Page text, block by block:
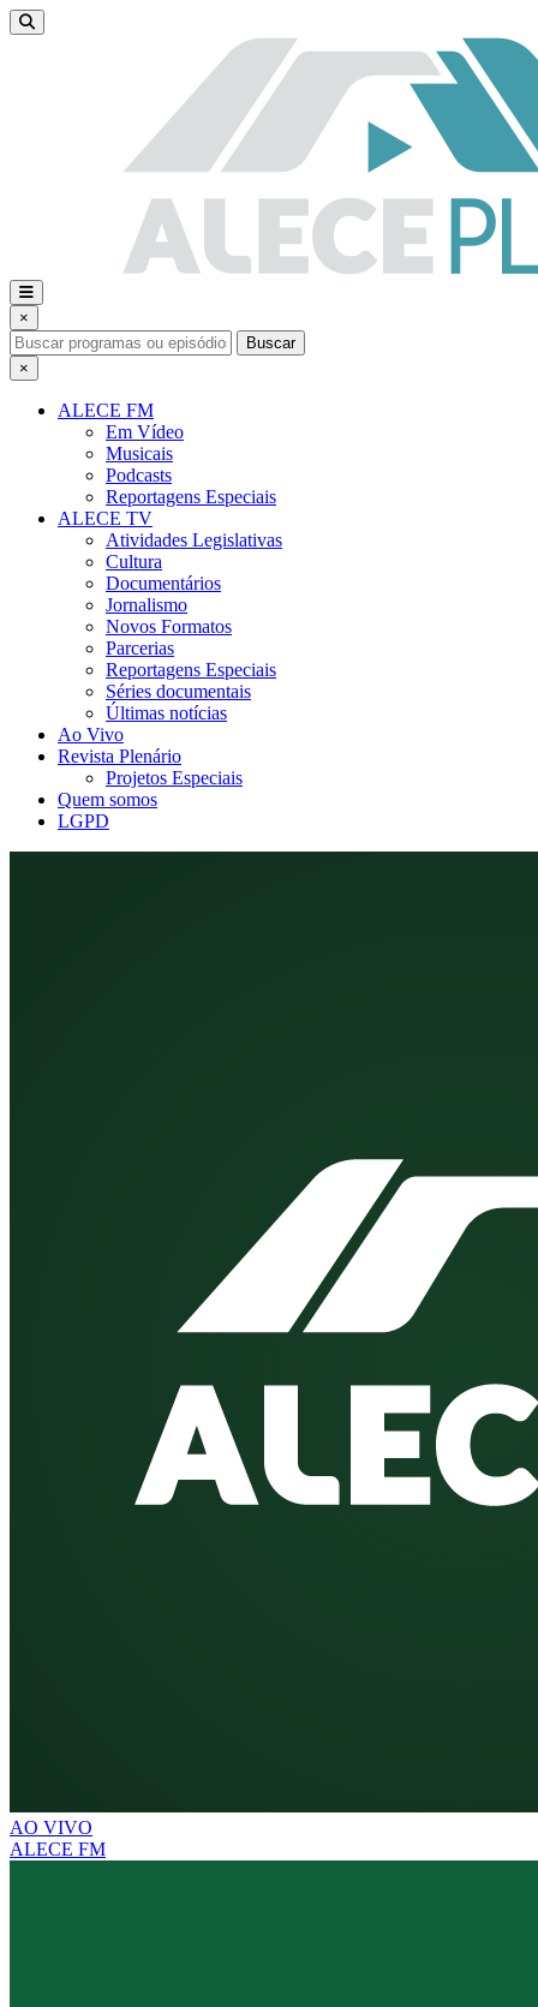
×
Buscar
×
ALECE FM
Em Vídeo
Musicais
Podcasts
Reportagens Especiais
ALECE TV
Atividades Legislativas
Cultura
Documentários
Jornalismo
Novos Formatos
Parcerias
Reportagens Especiais
Séries documentais
Últimas notícias
Ao Vivo
Revista Plenário
Projetos Especiais
Quem somos
LGPD
AO VIVO
ALECE FM